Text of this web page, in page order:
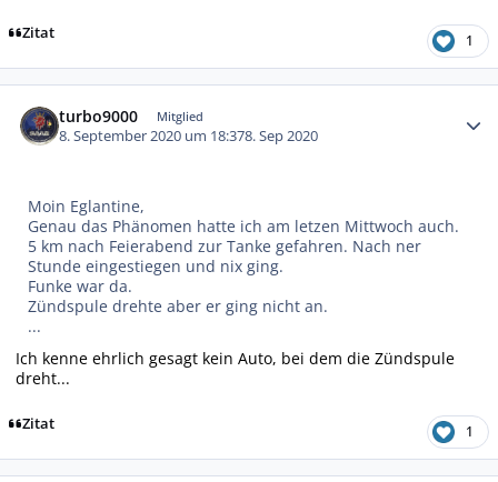
Zitat 1
turbo9000 Mitglied
8. September 2020 um 18:378. Sep 2020
Moin Eglantine,
Genau das Phänomen hatte ich am letzen Mittwoch auch.
5 km nach Feierabend zur Tanke gefahren. Nach ner
Stunde eingestiegen und nix ging.
Funke war da.
Zündspule drehte aber er ging nicht an.
...
Ich kenne ehrlich gesagt kein Auto, bei dem die Zündspule
dreht...
Zitat 1